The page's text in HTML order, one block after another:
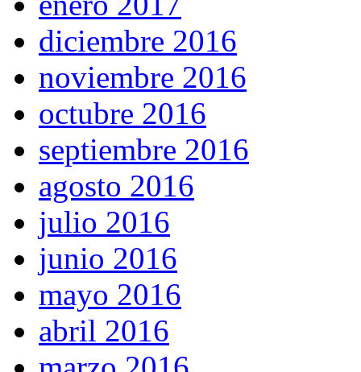
diciembre 2016
noviembre 2016
octubre 2016
septiembre 2016
agosto 2016
julio 2016
junio 2016
mayo 2016
abril 2016